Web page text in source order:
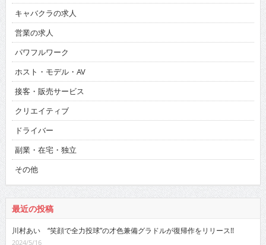
キャバクラの求人
営業の求人
パワフルワーク
ホスト・モデル・AV
接客・販売サービス
クリエイティブ
ドライバー
副業・在宅・独立
その他
最近の投稿
川村あい “笑顔で全力投球”の才色兼備グラドルが復帰作をリリース!!
2024/5/16